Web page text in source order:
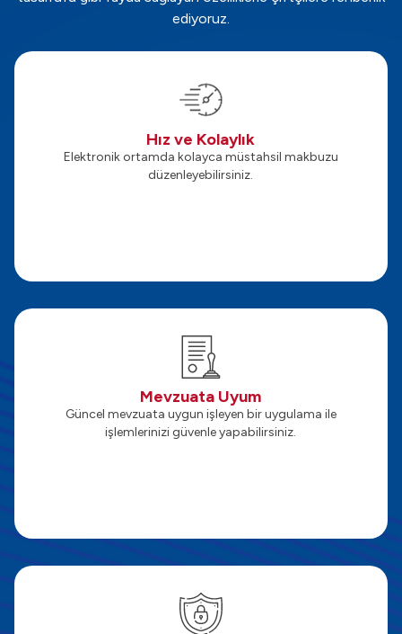
ediyoruz.
Hız ve Kolaylık
Elektronik ortamda kolayca müstahsil makbuzu
düzenleyebilirsiniz.
Mevzuata Uyum
Güncel mevzuata uygun işleyen bir uygulama ile
işlemlerinizi güvenle yapabilirsiniz.